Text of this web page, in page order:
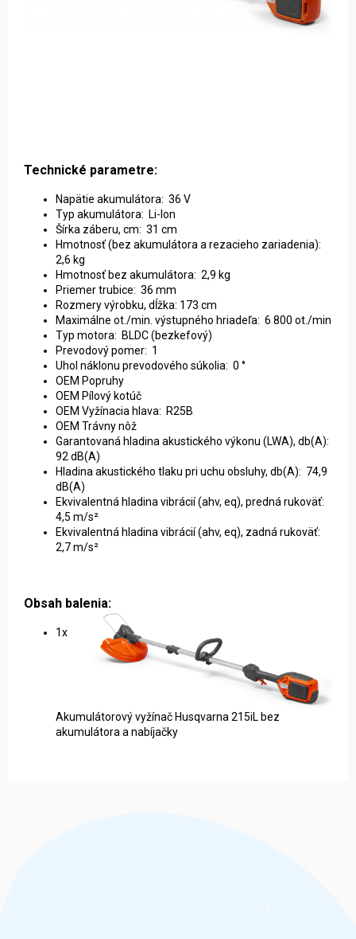
Technické parametre:
Napätie akumulátora: 36 V
Typ akumulátora: Li-Ion
Šírka záberu, cm: 31 cm
Hmotnosť (bez akumulátora a rezacieho zariadenia):
2,6 kg
Hmotnosť bez akumulátora: 2,9 kg
Priemer trubice: 36 mm
Rozmery výrobku, dĺžka: 173 cm
Maximálne ot./min. výstupného hriadeľa: 6 800 ot./min
Typ motora: BLDC (bezkefový)
Prevodový pomer: 1
Uhol náklonu prevodového súkolia: 0 °
OEM Popruhy
OEM Pílový kotúč
OEM Vyžínacia hlava: R25B
OEM Trávny nôž
Garantovaná hladina akustického výkonu (LWA), db(A):
92 dB(A)
Hladina akustického tlaku pri uchu obsluhy, db(A): 74,9
dB(A)
Ekvivalentná hladina vibrácií (ahv, eq), predná rukoväť:
4,5 m/s²
Ekvivalentná hladina vibrácií (ahv, eq), zadná rukoväť:
2,7 m/s²
Obsah balenia:
1x
Akumulátorový vyžínač Husqvarna 215iL bez
akumulátora a nabíjačky